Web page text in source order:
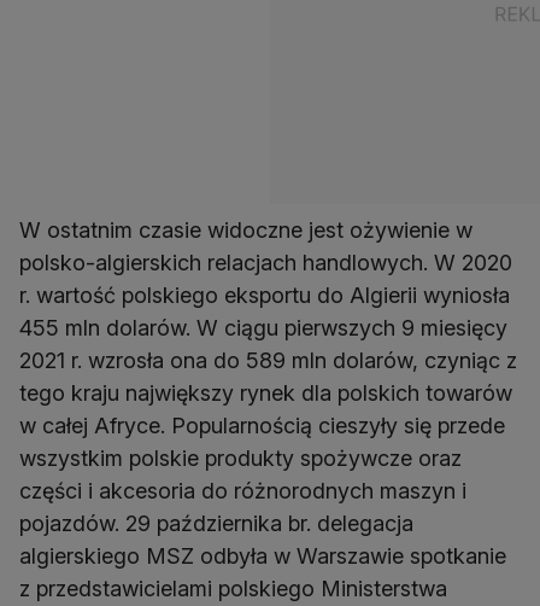
W ostatnim czasie widoczne jest ożywienie w
polsko-algierskich relacjach handlowych. W 2020
r. wartość polskiego eksportu do Algierii wyniosła
455 mln dolarów. W ciągu pierwszych 9 miesięcy
2021 r. wzrosła ona do 589 mln dolarów, czyniąc z
tego kraju największy rynek dla polskich towarów
w całej Afryce. Popularnością cieszyły się przede
wszystkim polskie produkty spożywcze oraz
części i akcesoria do różnorodnych maszyn i
pojazdów. 29 października br. delegacja
algierskiego MSZ odbyła w Warszawie spotkanie
z przedstawicielami polskiego Ministerstwa